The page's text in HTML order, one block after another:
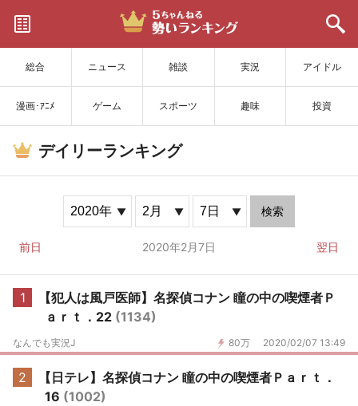
総合 ニュース 雑談 実況 アイドル
漫画･ｱﾆﾒ ゲーム スポーツ 趣味 投資
サイトを更新
デイリーランキング
検索
前日 2020年2月7日 翌日
1
【犯人は風戸医師】名探偵コナン 瞳の中の喫煙者Ｐ
ａｒｔ．22 (1134)
80万 2020/02/07 13:49
なんでも実況J
2
【日テレ】名探偵コナン 瞳の中の喫煙者Ｐａｒｔ．
16 (1002)